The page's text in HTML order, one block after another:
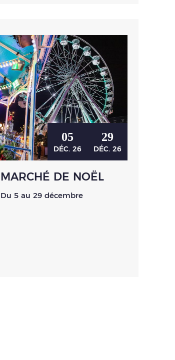
05
DÉC. 26
29
DÉC. 26
MARCHÉ DE NOËL
Du 5 au 29 décembre